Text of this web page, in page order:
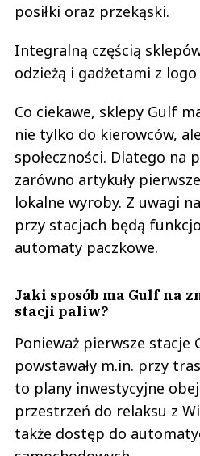
posiłki oraz przekąski.
Integralną częścią
odzieżą i gadżetami z
Co ciekawe, sklepy Gulf
nie tylko do kierowców,
społeczności. Dlatego na
zarówno artykuły
lokalne wyroby. Z uwagi
przy stacjach będą
automaty paczkowe.
Jaki sposób ma Gulf na
stacji paliw?
Ponieważ pierwsze stacje
powstawały m.in. przy
to plany inwestycyjne
przestrzeń do relaksu z
także dostęp do